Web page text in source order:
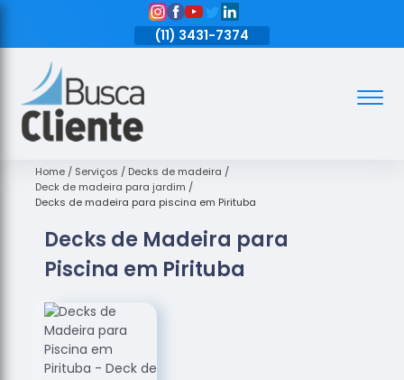
(11) 3431-7374
Assoalhos
de Madeira
Decks de
Empresas
de
de Madeira
Loja de
Assoalhos
Home Serviços
Decks de madeira
Deck de madeira para jardim
Decks de madeira para piscina em Pirituba
Decks de Madeira para
Piscina em Pirituba